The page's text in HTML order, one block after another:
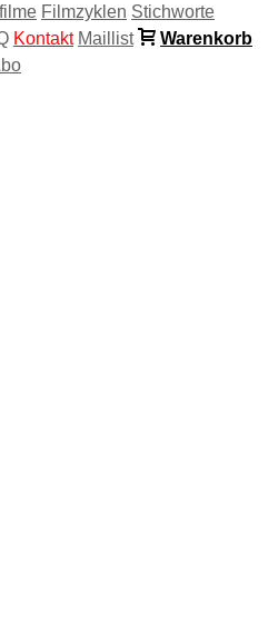
Filmzyklen Stichworte
Kontakt Maillist
Warenkorb